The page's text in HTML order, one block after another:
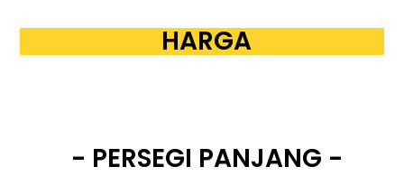
HARGA
- PERSEGI PANJANG -